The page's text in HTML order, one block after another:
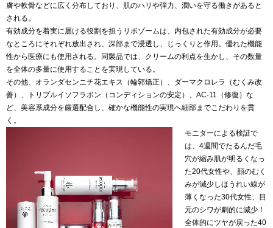
膚や軟骨などに広く分布しており、肌のハリや弾力、潤いを守る働きがあると
される。
有効成分を着実に届ける役割を担うリポゾームは、内包された有効成分が必要
なところにそれぞれ放出され、深部まで浸透し、じっくりと作用。優れた機能
性から医療にも使用される。同製品では、クリームの利点を生かし、その数量
を全体の多量に使用することを実現している。
その他、オランダセンニチ花エキス（輪郭矯正）、ダーマクロレラ（むくみ改
善）、トリプルイソフラボン（コンディションの安定）、AC-11（修復）な
ど、美容系成分を厳選配合し、確かな機能性の実現へ細部までこだわりを貫
く。
モニターによる検証で
は、4週間でたるんだ毛
穴が縮み肌が明るくなっ
た20代女性や、顔のむく
みが減少しほうれい線が
薄くなった30代女性、目
元のシワが劇的に減少！
全体的にツヤが戻った40